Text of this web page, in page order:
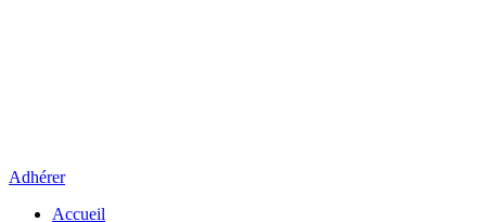
Adhérer
Accueil